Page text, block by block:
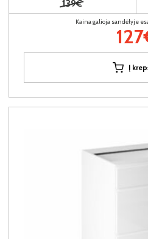
139€
Kaina galioja sandėlyje
Į